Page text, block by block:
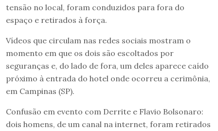
tensão no local, foram conduzidos para fora do
espaço e retirados à força.
Vídeos que circulam nas redes sociais mostram o
momento em que os dois são escoltados por
seguranças e, do lado de fora, um deles aparece caído
próximo à entrada do hotel onde ocorreu a cerimônia,
em Campinas (SP).
Confusão em evento com Derrite e Flavio Bolsonaro:
dois homens, de um canal na internet, foram retirados